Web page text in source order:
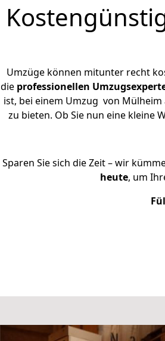
Umzüge können mitunter recht
die professionellen
ist, bei einem Umzug von Mülheim
zu bieten. Ob Sie nun eine kleine
Sparen Sie sich die Zeit – wir
heute, um